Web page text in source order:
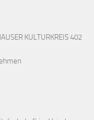
KULTURKREIS 402